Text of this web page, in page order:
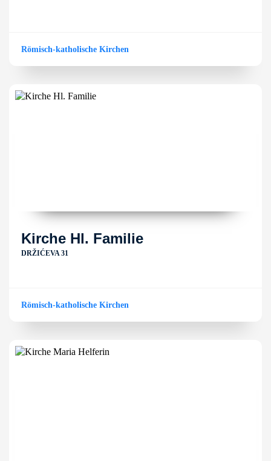
Römisch-katholische Kirchen
Kirche Hl. Familie
DRŽIĆEVA 31
Römisch-katholische Kirchen